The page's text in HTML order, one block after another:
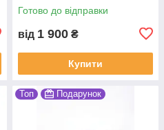
Готово до відправки
від 1 900 ₴
Купити
Топ Подарунок